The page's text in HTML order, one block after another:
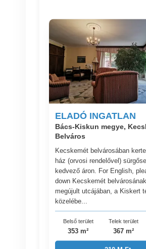
ELADÓ INGATLAN
Bács-Kiskun megye,
Belváros
Kecskemét belvárosában
ház (orvosi rendelővel)
kedvező áron. For English,
down Kecskemét
megújult utcájában, a Kiskert
közelébe...
Belső terület
353 m²
Telek terület
367 m²